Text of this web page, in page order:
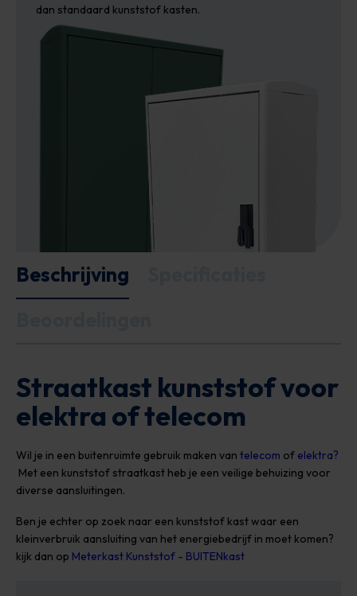
dan standaard kunststof kasten.
Beschrijving
Straatkast kunststof voor
elektra of telecom
Wil je in een buitenruimte gebruik maken van telecom of elektra?
Met een kunststof straatkast heb je een veilige behuizing voor
diverse aansluitingen.
Ben je echter op zoek naar een kunststof kast waar een
kleinverbruik aansluiting van het energiebedrijf in moet komen?
kijk dan op Meterkast Kunststof - BUITENkast